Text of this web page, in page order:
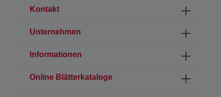
Kontakt
Unternehmen
Informationen
Online Blätterkataloge